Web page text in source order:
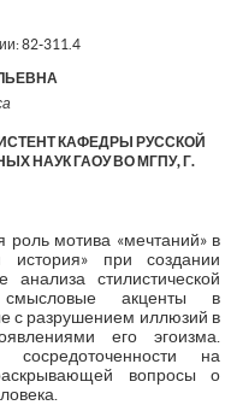
82-311.4
КАФЕДРЫ РУССКОЙ
НАУК ГАОУ ВО МГПУ, Г.
роль мотива «мечтаний» в
история» при создании
стилистической
акценты в
с разрушением иллюзий в
его эгоизма.
на
вопросы о